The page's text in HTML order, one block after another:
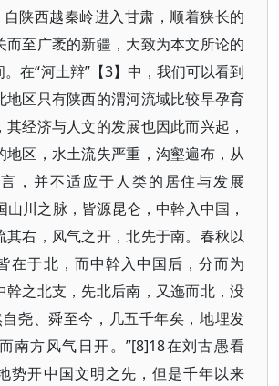
陕西越秦岭进入甘肃，顺着狭长的
而至广袤的新疆，大致为本文所论的
在“河土辩”【3】中，我们可以看到
地区只有陕西的渭河流域比较早孕育
其经济与人文的发展也因此而兴起，
地区，水土流失严重，沟壑遍布，从
，并不适应于人类的居住与发展
山川之脉，皆源昆仑，中幹入中国，
其右，风气之开，北先于南。春秋以
在于北，而中幹入中国后，分而为
幹之北支，先北后南，又迤而北，没
尧、舜至今，几五千年矣，地埋发
南方风气日开。”[8]18在刘古愚看
势开中国文明之先，但是千年以来